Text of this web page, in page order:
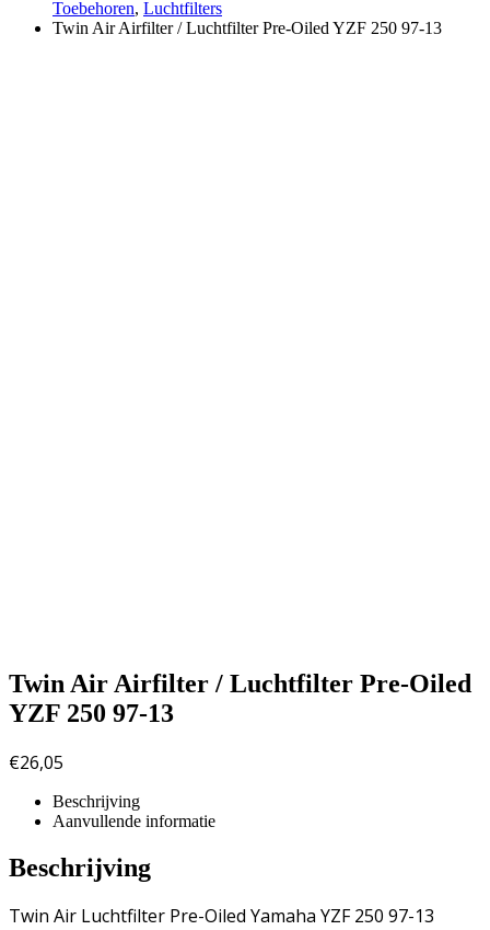
Toebehoren, Luchtfilters
Twin Air Airfilter / Luchtfilter Pre-Oiled YZF 250 97-13
Twin Air Airfilter / Luchtfilter Pre-Oiled
YZF 250 97-13
€26,05
Beschrijving
Aanvullende informatie
Beschrijving
Twin Air Luchtfilter Pre-Oiled Yamaha YZF 250 97-13